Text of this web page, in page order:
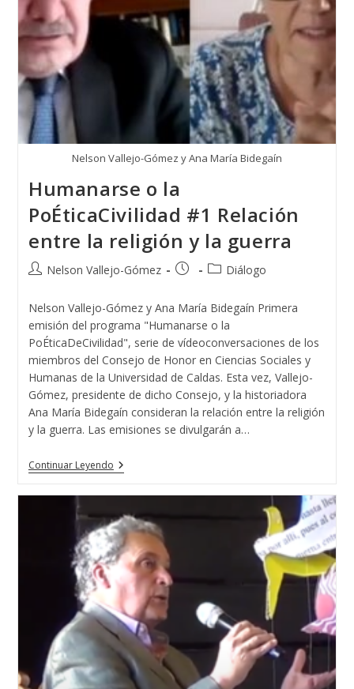
Nelson Vallejo-Gómez y Ana María Bidegaín
Humanarse o la
PoÉticaCivilidad #1 Relación
entre la religión y la guerra
Autor
la
entrada:
Nelson Vallejo-Gómez
Publicación
la
Categoría
la
entrada:
Diálogo
Nelson Vallejo-Gómez y Ana María Bidegaín Primera
emisión del programa "Humanarse o la
PoÉticaDeCivilidad", serie de vídeoconversaciones de los
miembros del Consejo de Honor en Ciencias Sociales y
Humanas de la Universidad de Caldas. Esta vez, Vallejo-
Gómez, presidente de dicho Consejo, y la historiadora
Ana María Bidegaín consideran la relación entre la religión
y la guerra. Las emisiones se divulgarán a…
Continuar LeyendoHumanarse
O
#1
Relación
Entre
La
Religión
Y
La
Guerra